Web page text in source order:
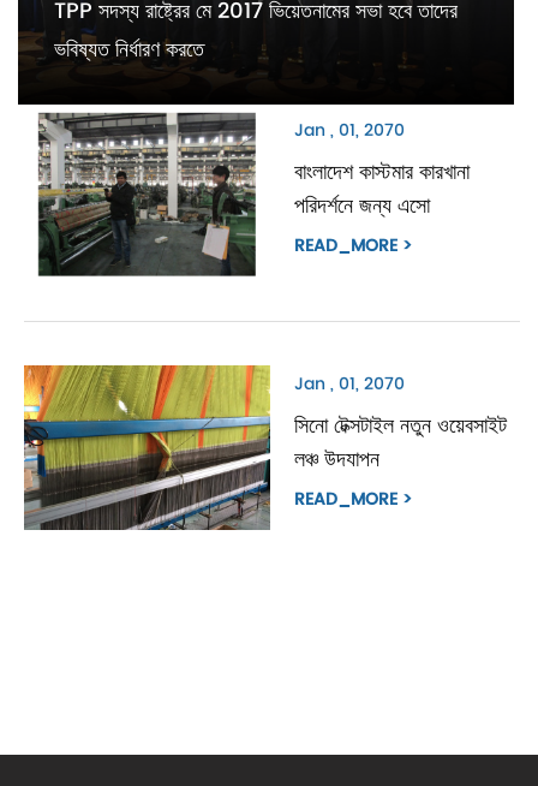
TPP সদস্য রাষ্ট্রের মে 2017 ভিয়েতনামের সভা হবে তাদের
ভবিষ্যত নির্ধারণ করতে
Jan , 01, 2070
বাংলাদেশ কাস্টমার কারখানা
পরিদর্শনে জন্য এসো
READ_MORE >
Jan , 01, 2070
সিনো টেক্সটাইল নতুন ওয়েবসাইট
লঞ্চ উদযাপন
READ_MORE >